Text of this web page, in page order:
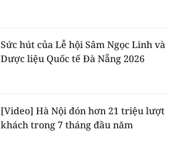
Sức hút của Lễ hội Sâm Ngọc Linh và
Dược liệu Quốc tế Đà Nẵng 2026
[Video] Hà Nội đón hơn 21 triệu lượt
khách trong 7 tháng đầu năm